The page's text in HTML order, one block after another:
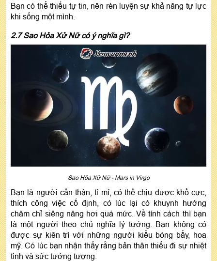
Bạn có thể thiếu tự tin, nên rèn luyện sự khả năng tự lực
khi sống một mình.
2.7 Sao Hỏa Xử Nữ có ý nghĩa gì?
Sao Hỏa Xử Nữ - Mars in Virgo
Bạn là người cẩn thận, tỉ mỉ, có thể chịu được khổ cực,
thích công việc cố định, có lúc lại có khuynh hướng
chăm chỉ siêng năng hơi quá mức. Về tính cách thì bạn
là một người theo chủ nghĩa lý tưởng. Bạn không có
được sự kiên trì với những người kiểu bóng bẩy, hoa
mỹ. Có lúc bạn nhận thấy rằng bản thân thiếu đi sự nhiệt
tình và sức tưởng tượng.